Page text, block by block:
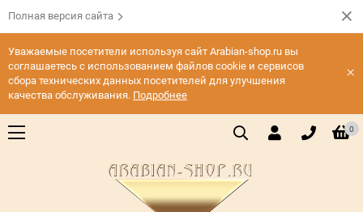
Полная версия сайта
Уважаемые посетители используя сайт Arabian-shop.ru вы
соглашаетесь с использованием файлов cookie и сервисов
сбора технических данных посетителей для улучшения
качества обслуживания. Подробнее
×
0